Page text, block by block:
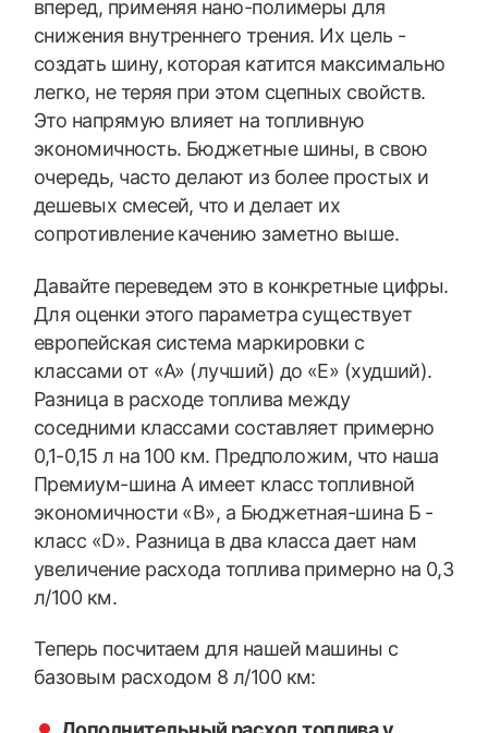
вперед, применяя нано-полимеры для
снижения внутреннего трения. Их цель -
создать шину, которая катится максимально
легко, не теряя при этом сцепных свойств.
Это напрямую влияет на топливную
экономичность. Бюджетные шины, в свою
очередь, часто делают из более простых и
дешевых смесей, что и делает их
сопротивление качению заметно выше.
Давайте переведем это в конкретные цифры.
Для оценки этого параметра существует
европейская система маркировки с
классами от «A» (лучший) до «E» (худший).
Разница в расходе топлива между
соседними классами составляет примерно
0,1-0,15 л на 100 км. Предположим, что наша
Премиум-шина А имеет класс топливной
экономичности «B», а Бюджетная-шина Б -
класс «D». Разница в два класса дает нам
увеличение расхода топлива примерно на 0,3
л/100 км.
Теперь посчитаем для нашей машины с
базовым расходом 8 л/100 км: